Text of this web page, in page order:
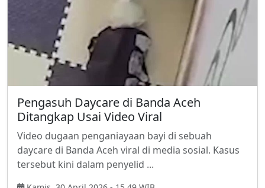
Pengasuh Daycare di Banda Aceh
Ditangkap Usai Video Viral
Video dugaan penganiayaan bayi di sebuah
daycare di Banda Aceh viral di media sosial. Kasus
tersebut kini dalam penyelid ...